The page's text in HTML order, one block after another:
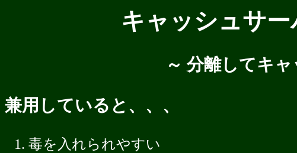
キャッシュサ
～ 分離してキ
兼用していると、、、
毒を入れられやすい